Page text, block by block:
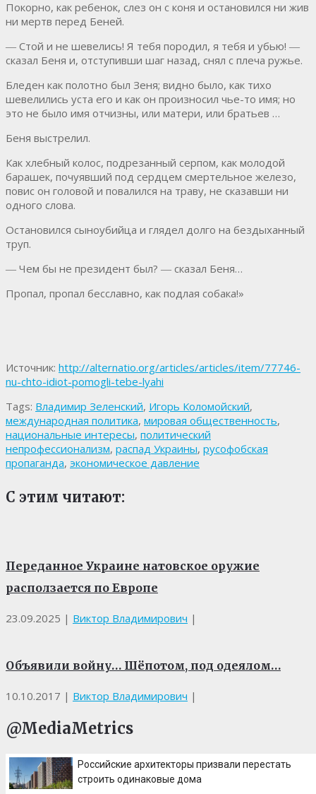
Покорно, как ребенок, слез он с коня и остановился ни жив
ни мертв перед Беней.
― Стой и не шевелись! Я тебя породил, я тебя и убью! ―
сказал Беня и, отступивши шаг назад, снял с плеча ружье.
Бледен как полотно был Зеня; видно было, как тихо
шевелились уста его и как он произносил чье-то имя; но
это не было имя отчизны, или матери, или братьев …
Беня выстрелил.
Как хлебный колос, подрезанный серпом, как молодой
барашек, почуявший под сердцем смертельное железо,
повис он головой и повалился на траву, не сказавши ни
одного слова.
Остановился сыноубийца и глядел долго на бездыханный
труп.
― Чем бы не президент был? ― сказал Беня…
Пропал, пропал бесславно, как подлая собака!»
Источник: http://alternatio.org/articles/articles/item/77746-
nu-chto-idiot-pomogli-tebe-lyahi
Tags: Владимир Зеленский, Игорь Коломойский,
международная политика, мировая общественность,
национальные интересы, политический
непрофессионализм, распад Украины, русофобская
пропаганда, экономическое давление
С этим читают:
Переданное Украине натовское оружие
расползается по Европе
23.09.2025 | Виктор Владимирович |
Объявили войну… Шёпотом, под одеялом…
10.10.2017 | Виктор Владимирович |
@MediaMetrics
Российские архитекторы призвали перестать
строить одинаковые дома